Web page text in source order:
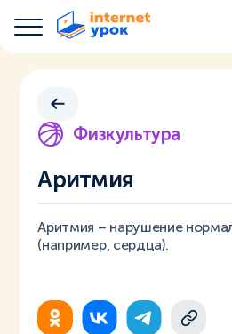
Физкультура
Аритмия
Аритмия – нарушение
(например, сердца).